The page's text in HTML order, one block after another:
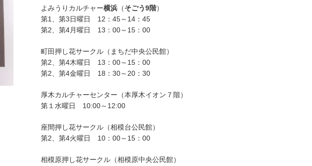
よみうりカルチャー横浜（そごう9階）
第1、第3日曜日 12：45～14：45
第2、第4月曜日 13：00～15：00
町田押し花サークル（まちだ中央公民館）
第2、第4木曜日 13：00～15：00
第2、第4金曜日 18：30～20：30
厚木カルチャーセンター（本厚木イオン７階）
第１水曜日 10:00～12:00
座間押し花サークル（相模台公民館）
第2、第4火曜日 10：00～15：00
相模原押し花サークル（相模原中央公民館）